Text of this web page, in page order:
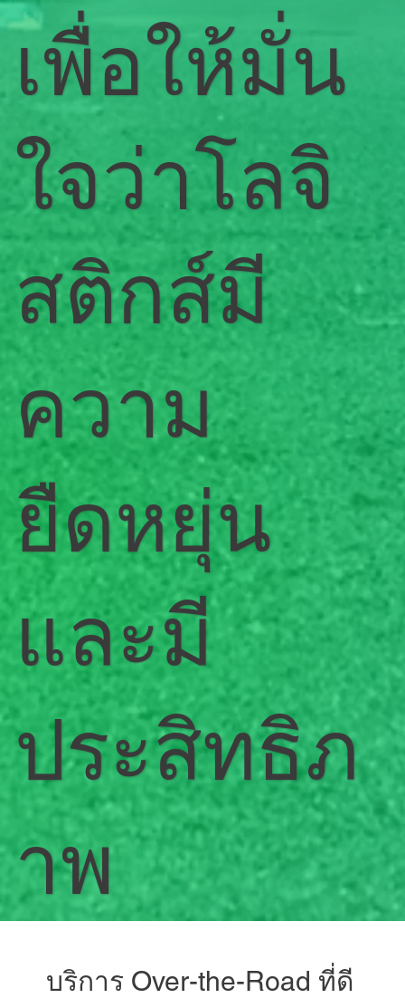
เพื่อให้มั่น
ใจว่าโลจิ
สติกส์มี
ความ
ยืดหยุ่น
และมี
ประสิทธิภ
าพ
บริการ Over-the-Road ที่ดี